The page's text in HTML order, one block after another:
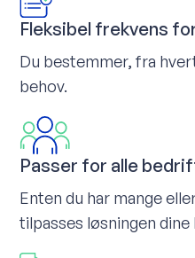
Fleksibel frekvens
Du bestemmer, fra
behov.
Passer for alle
Enten du har mange
tilpasses løsningen dine